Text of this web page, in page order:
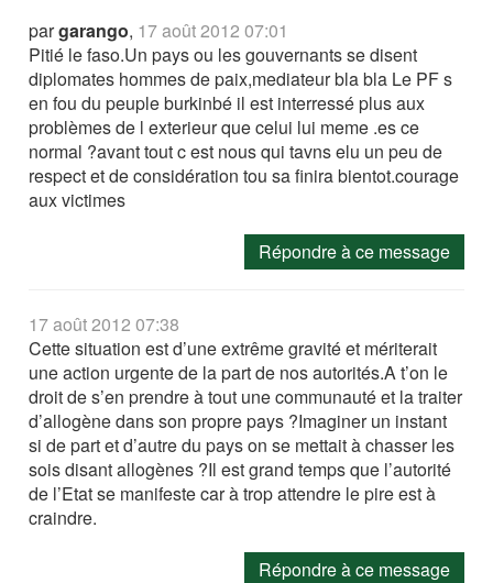
pargarango, 17 août 2012 07:01
Pitié le faso.Un pays ou les gouvernants se disent
diplomates hommes de paix,mediateur bla bla Le PF s
en fou du peuple burkinbé il est interressé plus aux
problèmes de l exterieur que celui lui meme .es ce
normal ?avant tout c est nous qui tavns elu un peu de
respect et de considération tou sa finira bientot.courage
aux victimes
Répondre à ce message
17 août 2012 07:38
Cette situation est d’une extrême gravité et mériterait
une action urgente de la part de nos autorités.A t’on le
droit de s’en prendre à tout une communauté et la traiter
d’allogène dans son propre pays ?Imaginer un instant
si de part et d’autre du pays on se mettait à chasser les
sois disant allogènes ?Il est grand temps que l’autorité
de l’Etat se manifeste car à trop attendre le pire est à
craindre.
Répondre à ce message